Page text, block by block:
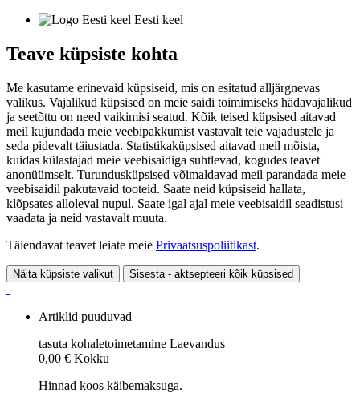
Eesti keel
Teave küpsiste kohta
Me kasutame erinevaid küpsiseid, mis on esitatud alljärgnevas
valikus. Vajalikud küpsised on meie saidi toimimiseks hädavajalikud
ja seetõttu on need vaikimisi seatud. Kõik teised küpsised aitavad
meil kujundada meie veebipakkumist vastavalt teie vajadustele ja
seda pidevalt täiustada. Statistikaküpsised aitavad meil mõista,
kuidas külastajad meie veebisaidiga suhtlevad, kogudes teavet
anonüümselt. Turundusküpsised võimaldavad meil parandada meie
veebisaidil pakutavaid tooteid. Saate neid küpsiseid hallata,
klõpsates alloleval nupul. Saate igal ajal meie veebisaidil seadistusi
vaadata ja neid vastavalt muuta.
Täiendavat teavet leiate meie Privaatsuspoliitikast.
Näita küpsiste valikut Sisesta - aktsepteeri kõik küpsised
Artiklid puuduvad
tasuta kohaletoimetamine Laevandus
0,00 € Kokku
Hinnad koos käibemaksuga.